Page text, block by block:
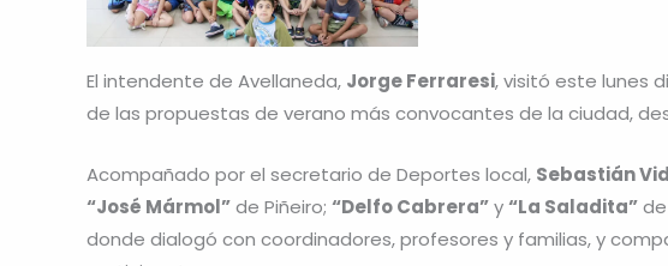
El intendente de Avellaneda, Jorge Ferraresi, visitó este lunes
de las propuestas de verano más convocantes de la ciudad,
Acompañado por el secretario de Deportes local, Sebastián
“José Mármol”de Piñeiro; “Delfo Cabrera”y“La Saladita”
donde dialogó con coordinadores, profesores y familias, y